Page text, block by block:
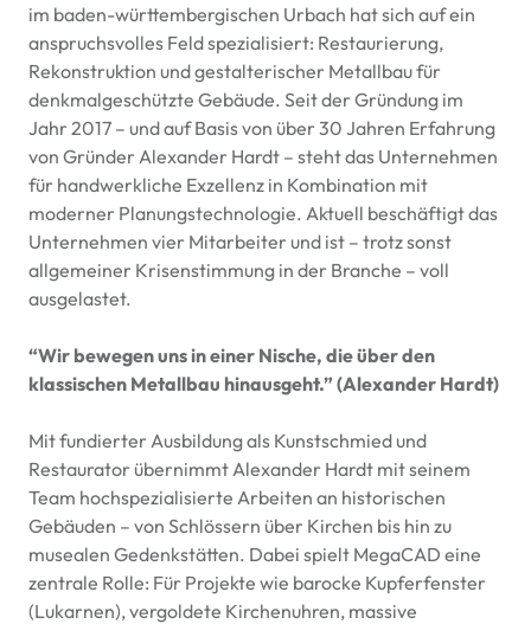
im baden-württembergischen Urbach hat sich auf ein
anspruchsvolles Feld spezialisiert: Restaurierung,
Rekonstruktion und gestalterischer Metallbau für
denkmalgeschützte Gebäude. Seit der Gründung im
Jahr 2017 – und auf Basis von über 30 Jahren Erfahrung
von Gründer Alexander Hardt – steht das Unternehmen
für handwerkliche Exzellenz in Kombination mit
moderner Planungstechnologie. Aktuell beschäftigt das
Unternehmen vier Mitarbeiter und ist – trotz sonst
allgemeiner Krisenstimmung in der Branche – voll
ausgelastet.
“Wir bewegen uns in einer Nische, die über den
klassischen Metallbau hinausgeht.” (Alexander Hardt)
Mit fundierter Ausbildung als Kunstschmied und
Restaurator übernimmt Alexander Hardt mit seinem
Team hochspezialisierte Arbeiten an historischen
Gebäuden – von Schlössern über Kirchen bis hin zu
musealen Gedenkstätten. Dabei spielt MegaCAD eine
zentrale Rolle: Für Projekte wie barocke Kupferfenster
(Lukarnen), vergoldete Kirchenuhren, massive